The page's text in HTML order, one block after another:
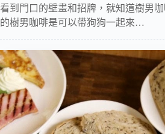
看到門口的壁畫和招牌，就知道樹男
的樹男咖啡是可以帶狗狗一起來…